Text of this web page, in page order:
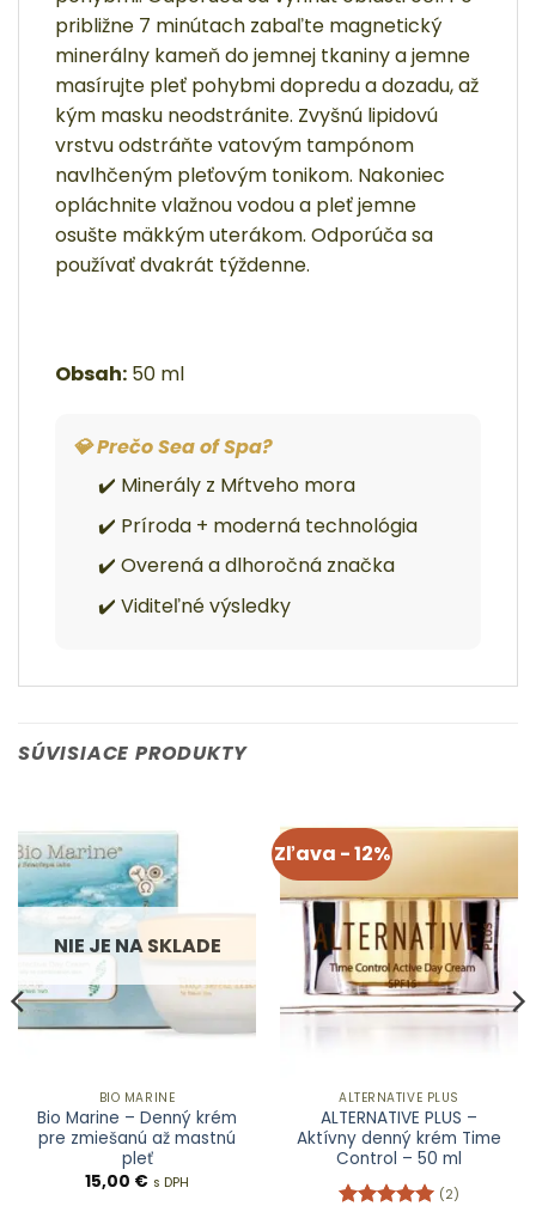
približne 7 minútach zabaľte magnetický
minerálny kameň do jemnej tkaniny a jemne
masírujte pleť pohybmi dopredu a dozadu, až
kým masku neodstránite. Zvyšnú lipidovú
vrstvu odstráňte vatovým tampónom
navlhčeným pleťovým tonikom. Nakoniec
opláchnite vlažnou vodou a pleť jemne
osušte mäkkým uterákom. Odporúča sa
používať dvakrát týždenne.
Obsah: 50 ml
💎 Prečo Sea of Spa?
✔️ Minerály z Mŕtveho mora
✔️ Príroda + moderná technológia
✔️ Overená a dlhoročná značka
✔️ Viditeľné výsledky
SÚVISIACE PRODUKTY
NIE JE NA SKLADE
BIO MARINE
Bio Marine – Denný krém
pre zmiešanú až mastnú
pleť
15,00 € s DPH
Zľava - 12%
ALTERNATIVE PLUS
ALTERNATIVE PLUS –
Aktívny denný krém Time
Control – 50 ml
(2)